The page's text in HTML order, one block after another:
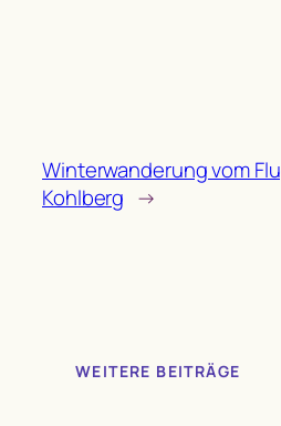
Winterwanderung vom
Kohlberg →
WEITERE BEITRÄGE